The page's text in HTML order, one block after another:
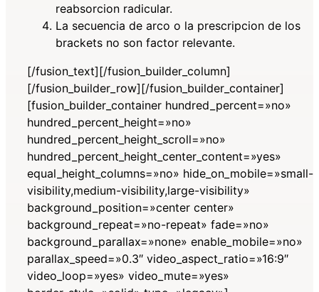
reabsorcion radicular.
La secuencia de arco o la prescripcion de los
brackets no son factor relevante.
[/fusion_text][/fusion_builder_column]
[/fusion_builder_row][/fusion_builder_container]
[fusion_builder_container hundred_percent=»no»
hundred_percent_height=»no»
hundred_percent_height_scroll=»no»
hundred_percent_height_center_content=»yes»
equal_height_columns=»no» hide_on_mobile=»small-
visibility,medium-visibility,large-visibility»
background_position=»center center»
background_repeat=»no-repeat» fade=»no»
background_parallax=»none» enable_mobile=»no»
parallax_speed=»0.3″ video_aspect_ratio=»16:9″
video_loop=»yes» video_mute=»yes»